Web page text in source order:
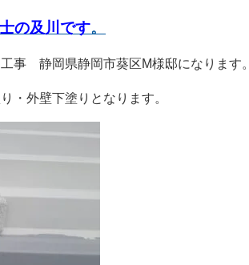
の及川です。
事 静岡県静岡市葵区M様邸になります。
・外壁下塗りとなります。